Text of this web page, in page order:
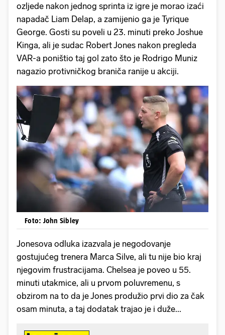
ozljede nakon jednog sprinta iz igre je morao izaći
napadač Liam Delap, a zamijenio ga je Tyrique
George. Gosti su poveli u 23. minuti preko Joshue
Kinga, ali je sudac Robert Jones nakon pregleda
VAR-a poništio taj gol zato što je Rodrigo Muniz
nagazio protivničkog braniča ranije u akciji.
Foto: John Sibley
Jonesova odluka izazvala je negodovanje
gostujućeg trenera Marca Silve, ali tu nije bio kraj
njegovim frustracijama. Chelsea je poveo u 55.
minuti utakmice, ali u prvom poluvremenu, s
obzirom na to da je Jones produžio prvi dio za čak
osam minuta, a taj dodatak trajao je i duže...